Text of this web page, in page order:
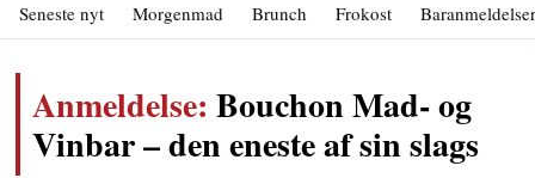
Seneste nyt Morgenmad Brunch Frokost Baranmeldelser
Anmeldelse: Bouchon Mad- og
Vinbar – den eneste af sin slags